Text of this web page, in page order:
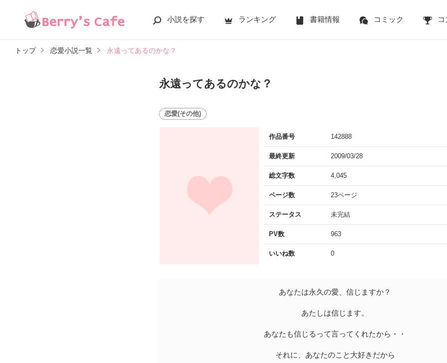
小説を探す ランキング 書籍情報 コミック コ
トップ 恋愛小説一覧 永遠ってあるのかな？
永遠ってあるのかな？
恋愛(その他)
作品番号 142888
最終更新 2009/03/28
総文字数 4,045
ページ数 23ページ
ステータス 未完結
PV数 963
いいね数 0
あなたは永久の愛、信じますか？
あたしは信じます。
あなたも信じるって言ってくれたから・・
それに、あなたのこと大好きだから